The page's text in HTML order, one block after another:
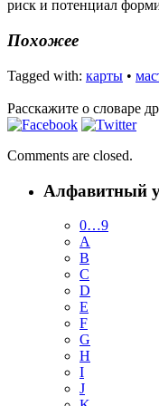
риск и потенциал
Похожее
Tagged with: карты •
Расскажите о словаре
Comments are closed.
Алфавитный
0…9
A
B
C
D
E
F
G
H
I
J